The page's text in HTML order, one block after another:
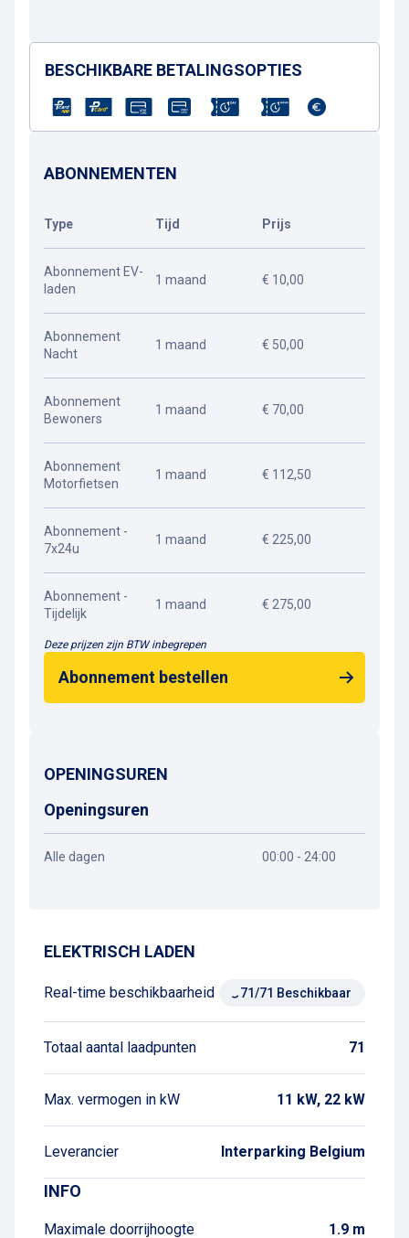
BESCHIKBARE BETALINGSOPTIES
ABONNEMENTEN
Type Tijd Prijs
Abonnement EV-
laden
1 maand € 10,00
Abonnement
Nacht
1 maand € 50,00
Abonnement
Bewoners
1 maand € 70,00
Abonnement
Motorfietsen
1 maand € 112,50
Abonnement -
7x24u
1 maand € 225,00
Abonnement -
Tijdelijk
1 maand € 275,00
Deze prijzen zijn BTW inbegrepen
Abonnement bestellen
OPENINGSUREN
Openingsuren
Alle dagen 00:00 - 24:00
ELEKTRISCH LADEN
Real-time beschikbaarheid 71/71 Beschikbaar
Totaal aantal laadpunten 71
Max. vermogen in kW 11 kW, 22 kW
Leverancier Interparking Belgium
INFO
Maximale doorrijhoogte 1.9 m